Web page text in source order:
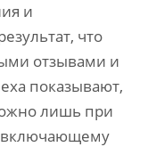
и
что
отзывами и
показывают‚
лишь при
включающему